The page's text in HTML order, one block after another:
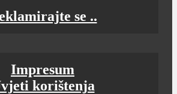
se ..
Impresum
korištenja